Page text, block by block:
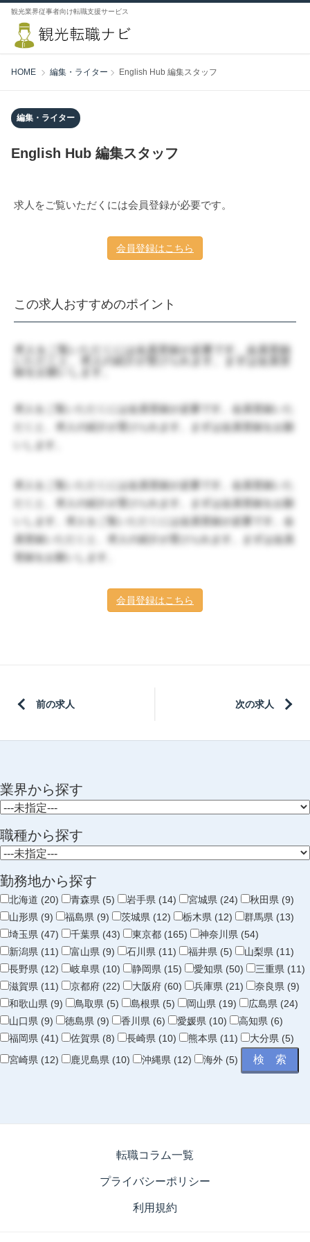
観光業界従事者向け転職支援サービス
HOME 編集・ライター English Hub 編集スタッフ
編集・ライター
English Hub 編集スタッフ
求人をご覧いただくには会員登録が必要です。
会員登録はこちら
この求人おすすめのポイント
求人をご覧いただくには会員登録が必要です。会員登録
録をお願いします。
求人をご覧いただくには会員登録が必要です。会員登録いた
だくと、求人の紹介が受けられます。まずは会員登録をお願
いします。
求人をご覧いただくには会員登録が必要です。会員登録いた
だくと、求人の紹介が受けられます。まずは会員登録をお願
いします。求人をご覧いただくには会員登録が必要です。会
員登録いただくと、求人の紹介が受けられます。まずは会員
登録をお願いします。
会員登録はこちら
前の求人 次の求人
業界から探す
職種から探す
勤務地から探す
北海道 (20) 青森県 (5) 岩手県 (14) 宮城県 (24)
秋田県 (9)
山形県 (9)
福島県 (9) 茨城県 (12) 栃木県 (12)
群馬県 (13)
埼玉県 (47)
千葉県 (43) 東京都 (165)
神奈川県 (54)
新潟県 (11)
富山県 (9) 石川県 (11) 福井県 (5)
山梨県 (11)
長野県 (12)
岐阜県 (10) 静岡県 (15) 愛知県 (50)
三重県 (11)
滋賀県 (11)
京都府 (22) 大阪府 (60) 兵庫県 (21)
奈良県 (9)
和歌山県 (9)
鳥取県 (5) 島根県 (5) 岡山県 (19)
広島県 (24)
山口県 (9)
徳島県 (9) 香川県 (6) 愛媛県 (10)
高知県 (6)
福岡県 (41)
佐賀県 (8) 長崎県 (10) 熊本県 (11)
大分県 (5)
宮崎県 (12)
鹿児島県 (10) 沖縄県 (12) 海外 (5)
転職コラム一覧
プライバシーポリシー
利用規約